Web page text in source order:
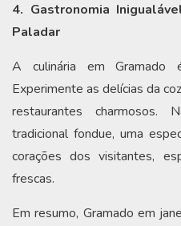
4. Gastronomia
Paladar
A culinária em
Experimente as delícias da
restaurantes
tradicional fondue, uma
corações dos visitantes,
frescas.
Em resumo, Gramado em